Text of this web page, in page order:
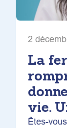
2
La
vie.
Êtes-